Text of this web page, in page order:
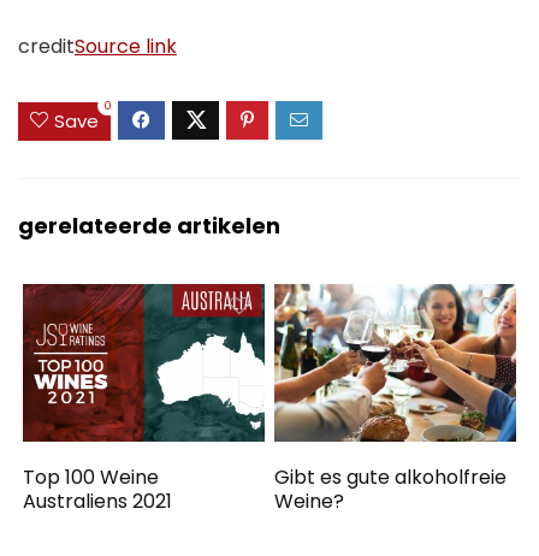
creditSource link
Save
0
gerelateerde artikelen
Top 100 Weine
Australiens 2021
Gibt es gute alkoholfreie
Weine?